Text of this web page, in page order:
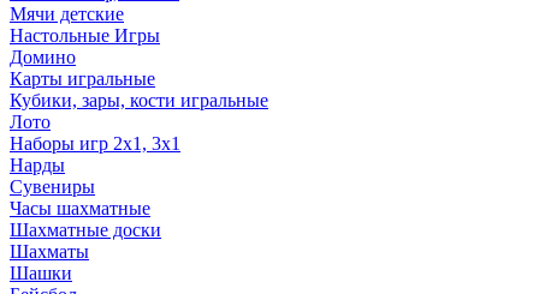
Мячи детские
Настольные Игры
Домино
Карты игральные
Кубики, зары, кости игральные
Лото
Наборы игр 2х1, 3х1
Нарды
Сувениры
Часы шахматные
Шахматные доски
Шахматы
Шашки